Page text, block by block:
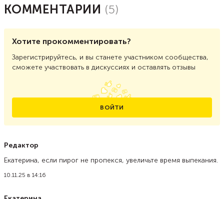
КОММЕНТАРИИ (5)
Хотите прокомментировать?
Зарегистрируйтесь, и вы станете участником сообщества,
сможете участвовать в дискуссиях и оставлять отзывы
ВОЙТИ
Редактор
Екатерина, если пирог не пропекся, увеличьте время выпекания.
10.11.25 в 14:16